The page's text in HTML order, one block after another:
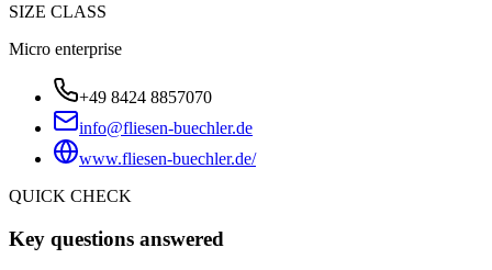
SIZE CLASS
Micro enterprise
+49 8424 8857070
info@fliesen-buechler.de
www.fliesen-buechler.de/
QUICK CHECK
Key questions answered